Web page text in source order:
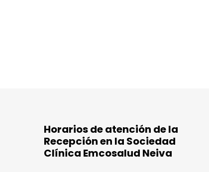
Horarios de atención de la
Recepción en la Sociedad
Clínica Emcosalud Neiva